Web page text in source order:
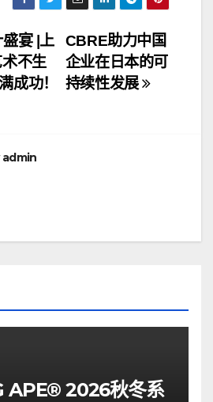
CBRE助力中国
企业在日本的可
持续性发展
宴 |上
不生
成功！
admin
APE® 2026秋冬系